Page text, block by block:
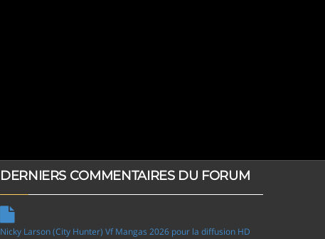
DERNIERS COMMENTAIRES DU FORUM
Nicky Larson (City Hunter) Vf Mangas 2026 pour la diffusion HD